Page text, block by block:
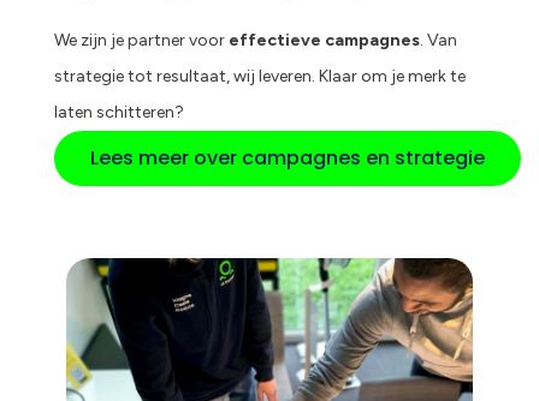
We zijn je partner voor effectieve campagnes. Van
strategie tot resultaat, wij leveren. Klaar om je merk te
laten schitteren?
Lees meer over campagnes en strategie